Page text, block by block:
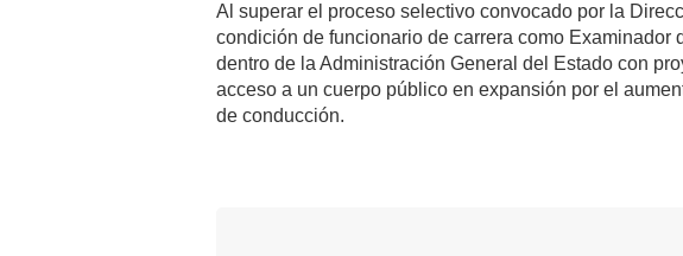
Al superar el proceso selectivo convocado por la
condición de funcionario de carrera como Examinador
dentro de la Administración General del Estado con
acceso a un cuerpo público en expansión por el
de conducción.